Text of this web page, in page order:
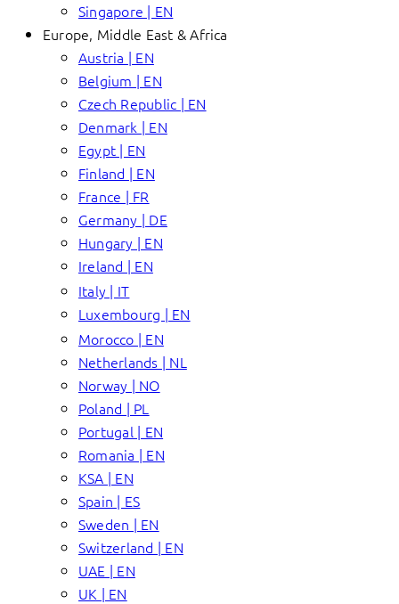
Singapore | EN
Europe, Middle East & Africa
Austria | EN
Belgium | EN
Czech Republic | EN
Denmark | EN
Egypt | EN
Finland | EN
France | FR
Germany | DE
Hungary | EN
Ireland | EN
Italy | IT
Luxembourg | EN
Morocco | EN
Netherlands | NL
Norway | NO
Poland | PL
Portugal | EN
Romania | EN
KSA | EN
Spain | ES
Sweden | EN
Switzerland | EN
UAE | EN
UK | EN